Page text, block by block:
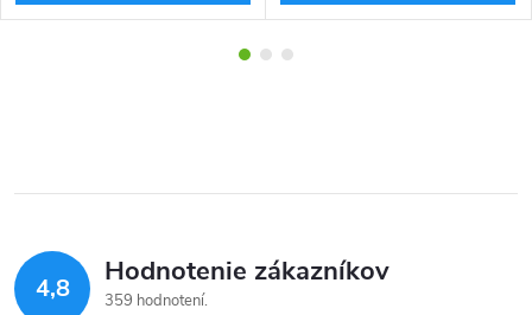
4,8 Hodnotenie zákazníkov
359 hodnotení